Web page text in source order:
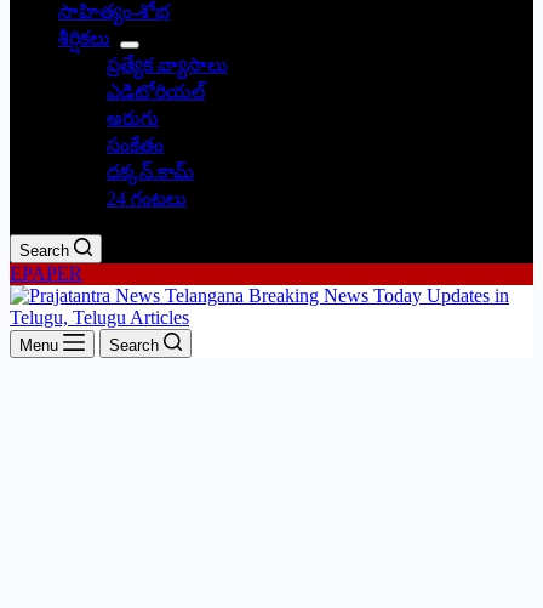
సాహిత్యం-శోభ
శీర్షికలు
ప్రత్యేక వ్యాసాలు
ఎడిటోరియల్
అరుగు
సంకేతం
దక్కన్.కామ్
24 గంటలు
Search
EPAPER
Menu Search